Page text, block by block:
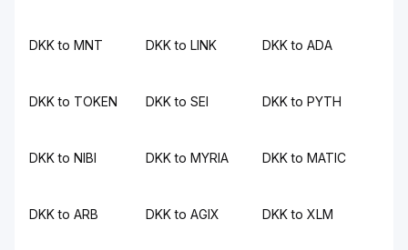
DKK to MNT DKK to LINK DKK to ADA
DKK to TOKEN DKK to SEI DKK to PYTH
DKK to NIBI DKK to MYRIA DKK to MATIC
DKK to ARB DKK to AGIX DKK to XLM